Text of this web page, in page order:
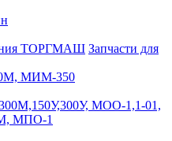
Запчасти для
МИМ-350
МОО-1,1-01,
МПО-1